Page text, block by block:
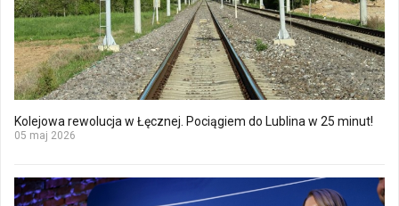
Kolejowa rewolucja w Łęcznej. Pociągiem do Lublina w 25 minut!
05 maj 2026